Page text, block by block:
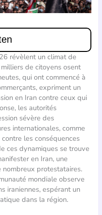
révèlent un climat de
de citoyens osent
qui ont commencé à
expriment un
en Iran contre ceux qui
les autorités
sévère des
internationales, comme
les conséquences
ces dynamiques se trouve
en Iran, une
protestataires.
mondiale observe
iraniennes, espérant un
dans la région.